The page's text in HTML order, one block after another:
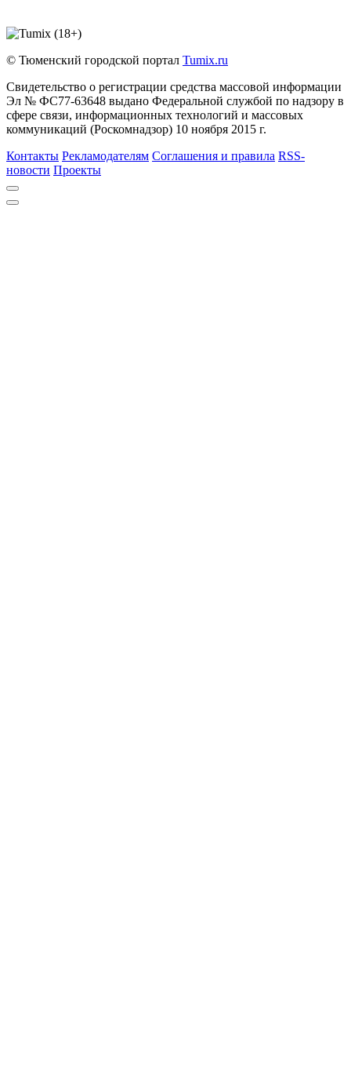
© Тюменский городской портал Tumix.ru
Свидетельство о регистрации средства массовой информации
Эл № ФС77-63648 выдано Федеральной службой по надзору в
сфере связи, информационных технологий и массовых
коммуникаций (Роскомнадзор) 10 ноября 2015 г.
Контакты Рекламодателям Соглашения и правила RSS-
новости Проекты